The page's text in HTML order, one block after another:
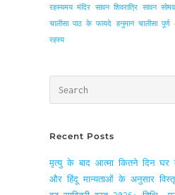
रहस्यमय मंदिर सावन शिवरात्रि सावन
चालीसा पाठ के फायदे हनुमान चालीसा पूर्ण
रहस्य
Recent Posts
मृत्यु के बाद आत्मा कितने दिन घर
और हिंदू मान्यताओं के अनुसार